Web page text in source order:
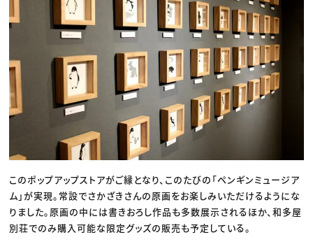
このポップアップストアがご縁となり、このたびの「ペンギンミュージア
ム」が実現。常設でさかざきさんの原画をお楽しみいただけるようにな
りました。原画の中には書きおろし作品も多数展示されるほか、和多屋
別荘でのみ購入可能な限定グッズの販売も予定している。